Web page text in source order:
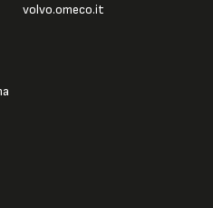
volvo.omeco.it